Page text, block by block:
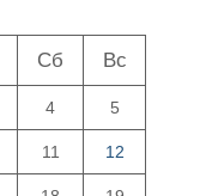
Сб Вс
4 5
11 12